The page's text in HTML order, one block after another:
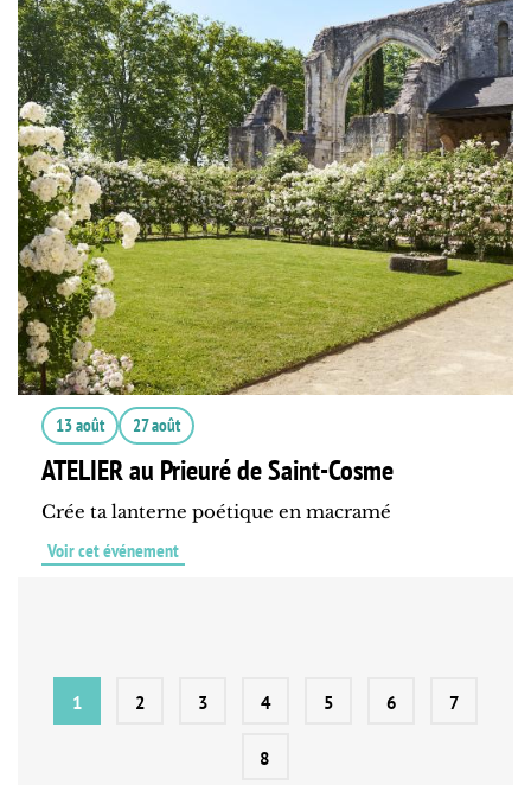
13 août 27 août
ATELIER au Prieuré de Saint-Cosme
Crée ta lanterne poétique en macramé
Voir cet événement
1 2 3 4 5 6 7
8